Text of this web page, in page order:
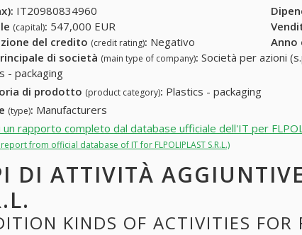
IT20980834960
(capital): 547,000 EUR
del credito (credit rating): Negativo Anno
di società (main type of company): Società per azioni
- packaging
di prodotto (product category): Plastics - packaging
(type): Manufacturers
rapporto completo dal database ufficiale dell'IT per
from official database of IT for FLPOLIPLAST S.R.L.)
DI ATTIVITÀ
KINDS OF ACTIVITIES FOR